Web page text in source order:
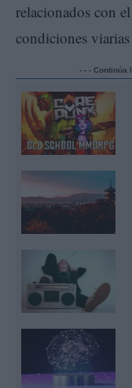
relacionados con
condiciones
- - - Continúa